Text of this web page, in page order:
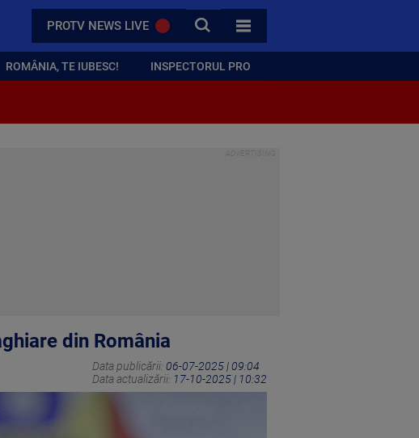
PROTV NEWS LIVE CAUTA
TOATE CATEGORIILE
ROMÂNIA, TE IUBESC! INSPECTORUL PRO
din România
Data publicării: 06-07-2025 | 09:04
Data actualizării: 17-10-2025 | 10:32